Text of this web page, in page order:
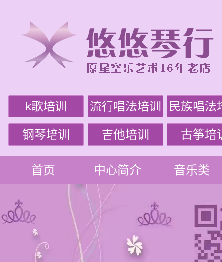
k歌培训 流行唱法培训 民族唱法
钢琴培训 吉他培训 古筝培
首页 中心简介 音乐类